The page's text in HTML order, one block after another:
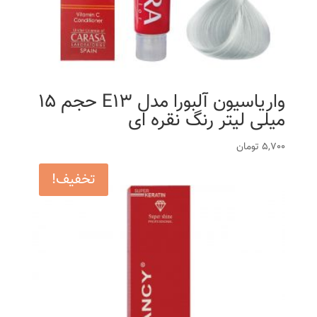
واریاسیون آلبورا مدل E13 حجم 15
میلی لیتر رنگ نقره ای
5,700 تومان
تخفیف!